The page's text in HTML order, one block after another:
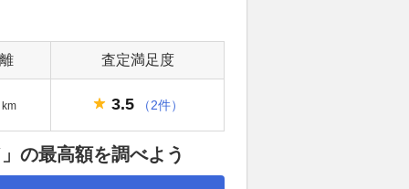
査定満足度
km 3.5 （2件）
の最高額を調べよう